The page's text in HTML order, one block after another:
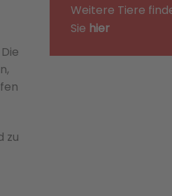
zu
Weitere Tiere
Sie hier